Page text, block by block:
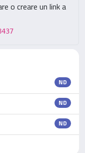
o creare un link a
ND
ND
ND